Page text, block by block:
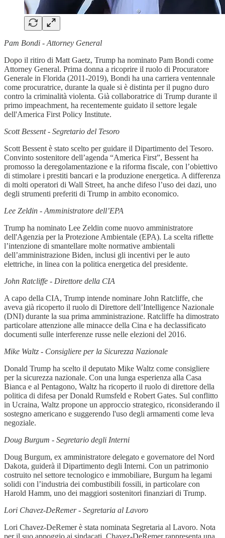
Pam Bondi - Attorney General
Dopo il ritiro di Matt Gaetz, Trump ha nominato Pam Bondi come
Attorney General. Prima donna a ricoprire il ruolo di Procuratore
Generale in Florida (2011-2019), Bondi ha una carriera ventennale
come procuratrice, durante la quale si è distinta per il pugno duro
contro la criminalità violenta. Già collaboratrice di Trump durante il
primo impeachment, ha recentemente guidato il settore legale
dell'America First Policy Institute.
Scott Bessent - Segretario del Tesoro
Scott Bessent è stato scelto per guidare il Dipartimento del Tesoro.
Convinto sostenitore dell’agenda “America First”, Bessent ha
promosso la deregolamentazione e la riforma fiscale, con l’obiettivo
di stimolare i prestiti bancari e la produzione energetica. A differenza
di molti operatori di Wall Street, ha anche difeso l’uso dei dazi, uno
degli strumenti preferiti di Trump in ambito economico.
Lee Zeldin - Amministratore dell’EPA
Trump ha nominato Lee Zeldin come nuovo amministratore
dell'Agenzia per la Protezione Ambientale (EPA). La scelta riflette
l’intenzione di smantellare molte normative ambientali
dell’amministrazione Biden, inclusi gli incentivi per le auto
elettriche, in linea con la politica energetica del presidente.
John Ratcliffe - Direttore della CIA
A capo della CIA, Trump intende nominare John Ratcliffe, che
aveva già ricoperto il ruolo di Direttore dell’Intelligence Nazionale
(DNI) durante la sua prima amministrazione. Ratcliffe ha dimostrato
particolare attenzione alle minacce della Cina e ha declassificato
documenti sulle interferenze russe nelle elezioni del 2016.
Mike Waltz - Consigliere per la Sicurezza Nazionale
Donald Trump ha scelto il deputato Mike Waltz come consigliere
per la sicurezza nazionale. Con una lunga esperienza alla Casa
Bianca e al Pentagono, Waltz ha ricoperto il ruolo di direttore della
politica di difesa per Donald Rumsfeld e Robert Gates. Sul conflitto
in Ucraina, Waltz propone un approccio strategico, riconsiderando il
sostegno americano e suggerendo l'uso degli armamenti come leva
negoziale.
Doug Burgum - Segretario degli Interni
Doug Burgum, ex amministratore delegato e governatore del Nord
Dakota, guiderà il Dipartimento degli Interni. Con un patrimonio
costruito nel settore tecnologico e immobiliare, Burgum ha legami
solidi con l’industria dei combustibili fossili, in particolare con
Harold Hamm, uno dei maggiori sostenitori finanziari di Trump.
Lori Chavez-DeRemer - Segretaria al Lavoro
Lori Chavez-DeRemer è stata nominata Segretaria al Lavoro. Nota
per il suo appoggio ai sindacati, Chavez-DeRemer rappresenta una